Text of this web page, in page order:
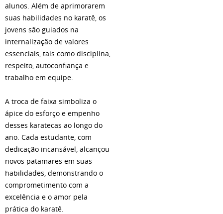
alunos. Além de aprimorarem
suas habilidades no karatê, os
jovens são guiados na
internalização de valores
essenciais, tais como disciplina,
respeito, autoconfiança e
trabalho em equipe.
A troca de faixa simboliza o
ápice do esforço e empenho
desses karatecas ao longo do
ano. Cada estudante, com
dedicação incansável, alcançou
novos patamares em suas
habilidades, demonstrando o
comprometimento com a
excelência e o amor pela
prática do karatê.